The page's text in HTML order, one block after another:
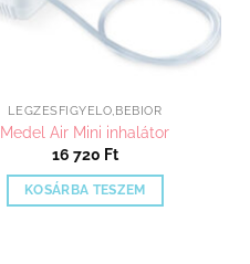
LÉGZÉSFIGYELŐ,BÉBIŐR
Medel Air Mini inhalátor
16 720 Ft
KOSÁRBA TESZEM